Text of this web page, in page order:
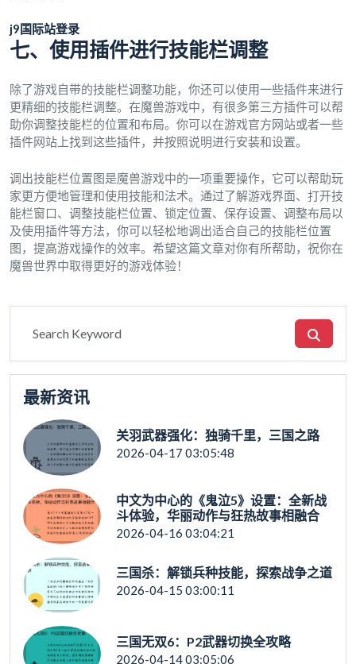
j9国际站登录
七、使用插件进行技能栏调整
除了游戏自带的技能栏调整功能，你还可以使用一些插件来进行
更精细的技能栏调整。在魔兽游戏中，有很多第三方插件可以帮
助你调整技能栏的位置和布局。你可以在游戏官方网站或者一些
插件网站上找到这些插件，并按照说明进行安装和设置。
调出技能栏位置图是魔兽游戏中的一项重要操作，它可以帮助玩
家更方便地管理和使用技能和法术。通过了解游戏界面、打开技
能栏窗口、调整技能栏位置、锁定位置、保存设置、调整布局以
及使用插件等方法，你可以轻松地调出适合自己的技能栏位置
图，提高游戏操作的效率。希望这篇文章对你有所帮助，祝你在
魔兽世界中取得更好的游戏体验！
最新资讯
关羽武器强化：独骑千里，三国之路
2026-04-17 03:05:48
中文为中心的《鬼泣5》设置：全新战
斗体验，华丽动作与狂热故事相融合
2026-04-16 03:04:21
三国杀：解锁兵种技能，探索战争之道
2026-04-15 03:00:11
三国无双6：P2武器切换全攻略
2026-04-14 03:05:06